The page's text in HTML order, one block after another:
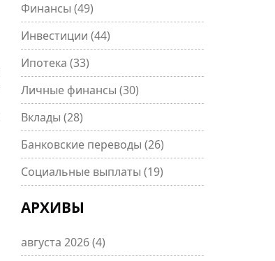
Финансы (49)
Инвестиции (44)
Ипотека (33)
Личные финансы (30)
Вклады (28)
Банковские переводы (26)
Социальные выплаты (19)
АРХИВЫ
августа 2026(4)